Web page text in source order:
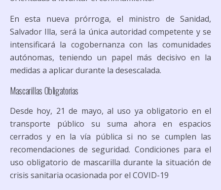
En esta nueva prórroga, el ministro de Sanidad,
Salvador Illa, será la única autoridad competente y se
intensificará la cogobernanza con las comunidades
autónomas, teniendo un papel más decisivo en la
medidas a aplicar durante la desescalada.
Mascarillas Obligatorias
Desde hoy, 21 de mayo, al uso ya obligatorio en el
transporte público su suma ahora en espacios
cerrados y en la vía pública si no se cumplen las
recomendaciones de seguridad. Condiciones para el
uso obligatorio de mascarilla durante la situación de
crisis sanitaria ocasionada por el COVID-19